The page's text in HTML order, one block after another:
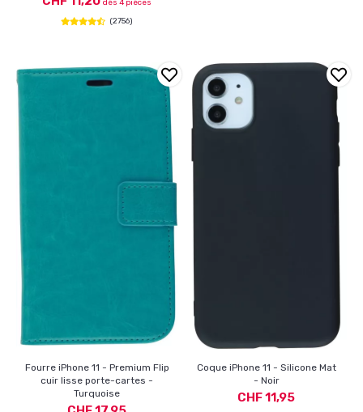
dès 4 pièces
(2756)
Fourre iPhone 11 - Premium Flip
cuir lisse porte-cartes -
Turquoise
Coque iPhone 11 - Silicone Mat
- Noir
CHF 11,95